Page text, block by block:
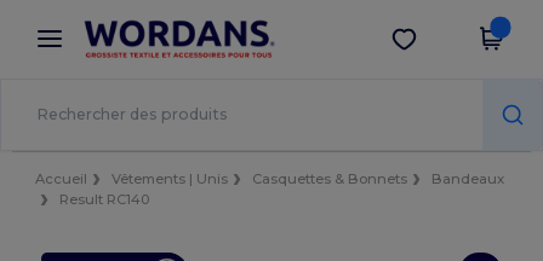
× Appli Wordans
Meilleurs prix sur l’app !
Obtenir l'appli
Accueil Vêtements | Unis Casquettes & Bonnets
Bandeaux
Result RC140